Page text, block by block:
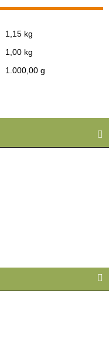
1,15 kg
1,00 kg
1.000,00 g